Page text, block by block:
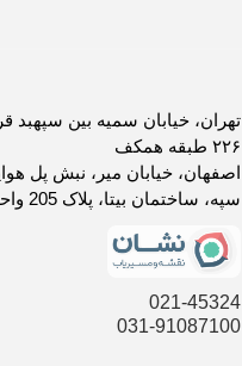
تهران، خیابان سمیه بین سپهبد
۲۲۶ طبقه همکف
اصفهان، خیابان میر، نبش پل
سپه، ساختمان بیتا، پلاک 205 واحد3
021-45324
031-91087100